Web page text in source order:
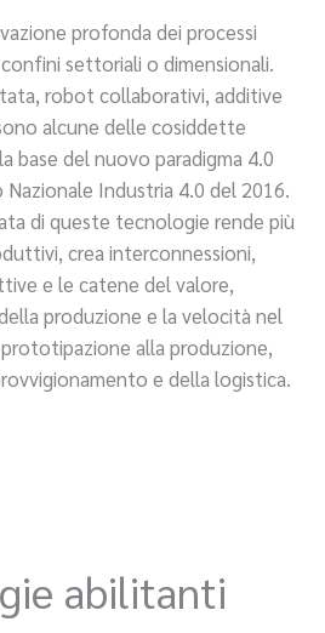
profonda dei processi
settoriali o dimensionali.
robot collaborativi, additive
alcune delle cosiddette
base del nuovo paradigma 4.0
Industria 4.0 del 2016.
di queste tecnologie rende più
crea interconnessioni,
e le catene del valore,
produzione e la velocità nel
alla produzione,
e della logistica.
abilitanti